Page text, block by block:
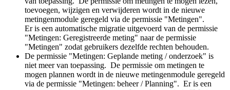
toevoegen, wijzigen en verwijderen wordt in de nieuwe
metingenmodule geregeld via de permissie "Metingen".
Er is een automatische migratie uitgevoerd van de permissie
"Metingen: Geregistreerde meting" naar de permissie
"Metingen" zodat gebruikers dezelfde rechten behouden.
De permissie "Metingen: Geplande meting / onderzoek" is
niet meer van toepassing. De permissie om metingen te
mogen plannen wordt in de nieuwe metingenmodule geregeld
via de permissie "Metingen: beheer / Planning". Er is een